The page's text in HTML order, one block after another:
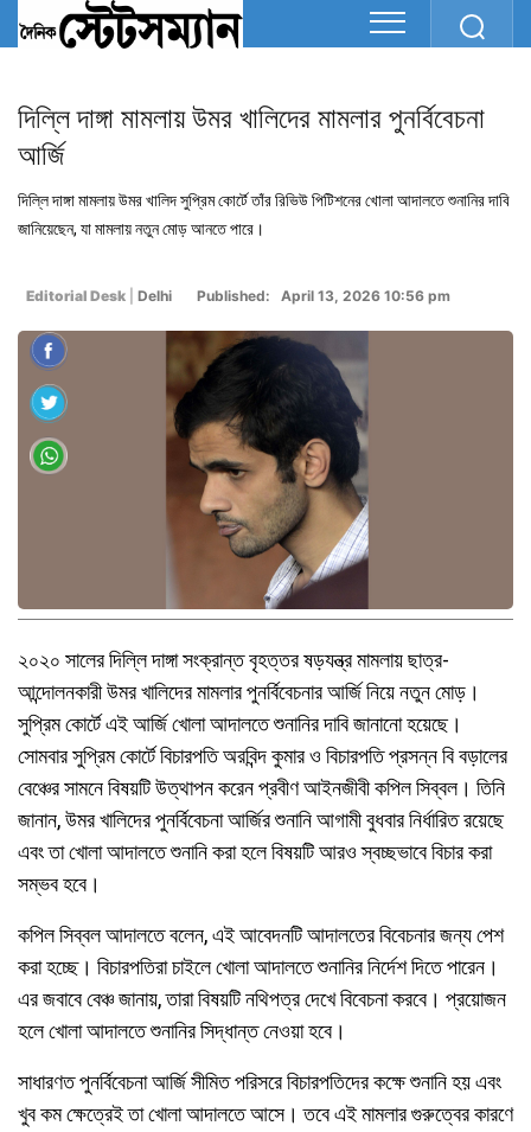
দিল্লি দাঙ্গা মামলায় উমর খালিদের মামলার পুনর্বিবেচনা
আর্জি
দিল্লি দাঙ্গা মামলায় উমর খালিদ সুপ্রিম কোর্টে তাঁর রিভিউ পিটিশনের খোলা আদালতে শুনানির দাবি
জানিয়েছেন, যা মামলায় নতুন মোড় আনতে পারে।
Editorial Desk Delhi Published: April 13, 2026 10:56 pm
২০২০ সালের দিল্লি দাঙ্গা সংক্রান্ত বৃহত্তর ষড়যন্ত্র মামলায় ছাত্র-
আন্দোলনকারী উমর খালিদের মামলার পুনর্বিবেচনার আর্জি নিয়ে নতুন মোড়।
সুপ্রিম কোর্টে এই আর্জি খোলা আদালতে শুনানির দাবি জানানো হয়েছে।
সোমবার সুপ্রিম কোর্টে বিচারপতি অরবিন্দ কুমার ও বিচারপতি প্রসন্ন বি বড়ালের
বেঞ্চের সামনে বিষয়টি উত্থাপন করেন প্রবীণ আইনজীবী কপিল সিব্বল। তিনি
জানান, উমর খালিদের পুনর্বিবেচনা আর্জির শুনানি আগামী বুধবার নির্ধারিত রয়েছে
এবং তা খোলা আদালতে শুনানি করা হলে বিষয়টি আরও স্বচ্ছভাবে বিচার করা
সম্ভব হবে।
কপিল সিব্বল আদালতে বলেন, এই আবেদনটি আদালতের বিবেচনার জন্য পেশ
করা হচ্ছে। বিচারপতিরা চাইলে খোলা আদালতে শুনানির নির্দেশ দিতে পারেন।
এর জবাবে বেঞ্চ জানায়, তারা বিষয়টি নথিপত্র দেখে বিবেচনা করবে। প্রয়োজন
হলে খোলা আদালতে শুনানির সিদ্ধান্ত নেওয়া হবে।
সাধারণত পুনর্বিবেচনা আর্জি সীমিত পরিসরে বিচারপতিদের কক্ষে শুনানি হয় এবং
খুব কম ক্ষেত্রেই তা খোলা আদালতে আসে। তবে এই মামলার গুরুত্বের কারণে